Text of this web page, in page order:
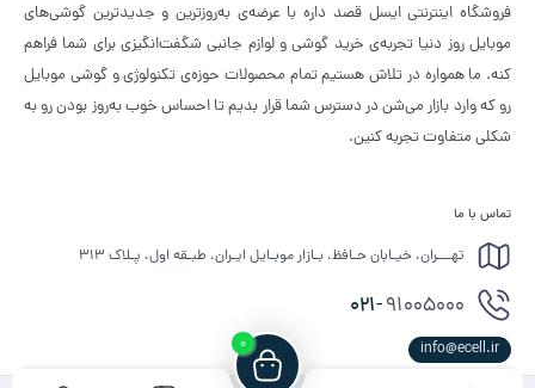
0
فروشگاه اینترنتی ایسل قصد داره با عرضه‌ی به‌روزترین و جدیدترین گوشی‌های
موبایل روز دنیا تجربه‌ی خرید گوشی و لوازم جانبی شگفت‌انگیزی برای شما فراهم
کنه. ما همواره در تلاش هستیم تمام محصولات حوزه‌ی تکنولوژی و گوشی موبایل
رو که وارد بازار می‌شن در دسترس شما قرار بدیم تا احساس خوب به‌روز بودن رو به
شکلی متفاوت تجربه کنین.
تماس با ما
تهـــران، خیـابان حـافظ، بـازار موبـایل ایـران، طبـقه اول، پـلاک ۳۱۳
021-91005000
info@ecell.ir